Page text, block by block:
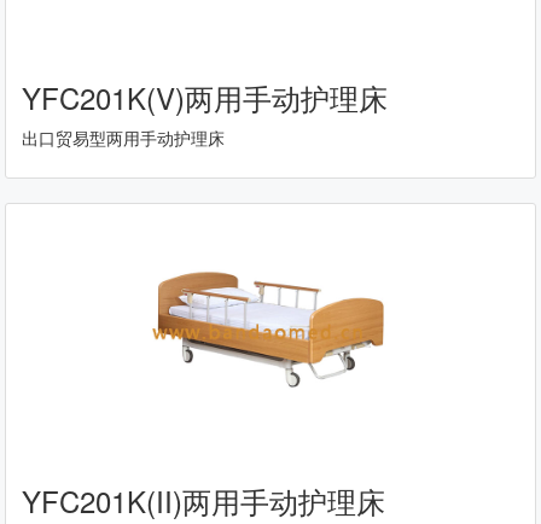
YFC201K(V)两用手动护理床
出口贸易型两用手动护理床
YFC201K(II)两用手动护理床